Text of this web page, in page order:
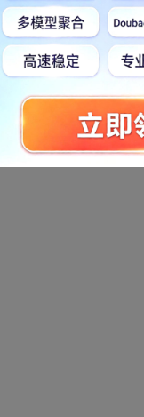
para meter)